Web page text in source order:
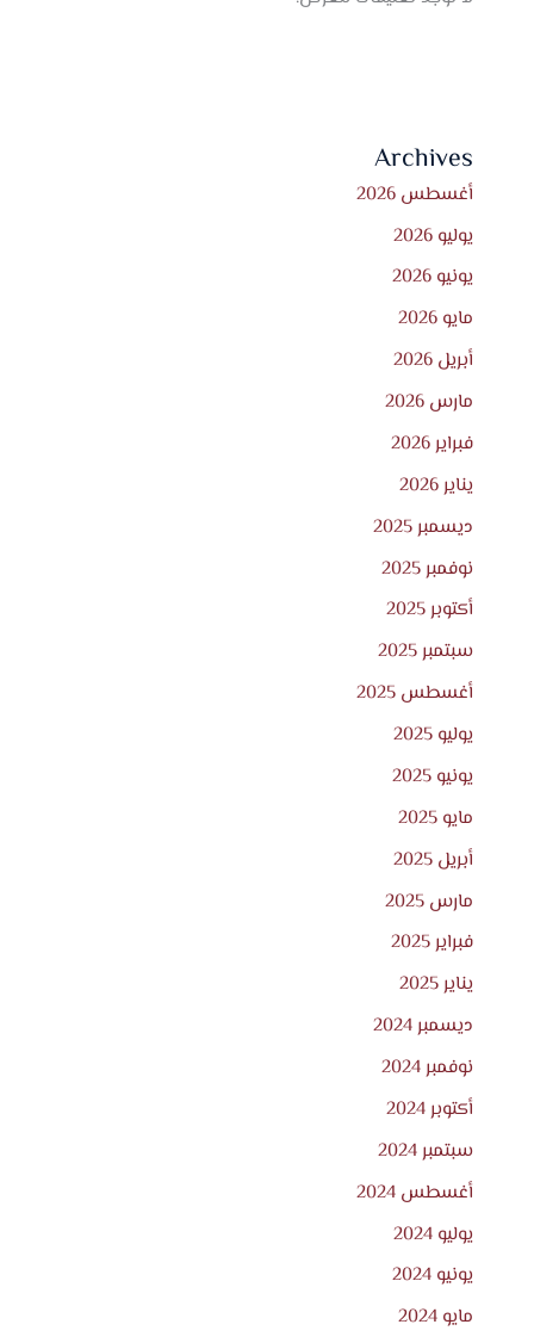
Archives
أغسطس 2026
يوليو 2026
يونيو 2026
مايو 2026
أبريل 2026
مارس 2026
فبراير 2026
يناير 2026
ديسمبر 2025
نوفمبر 2025
أكتوبر 2025
سبتمبر 2025
أغسطس 2025
يوليو 2025
يونيو 2025
مايو 2025
أبريل 2025
مارس 2025
فبراير 2025
يناير 2025
ديسمبر 2024
نوفمبر 2024
أكتوبر 2024
سبتمبر 2024
أغسطس 2024
يوليو 2024
يونيو 2024
مايو 2024